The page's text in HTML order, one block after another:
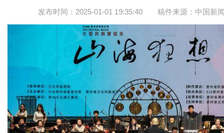
发布时间：2025-01-01 19:35:40 稿件来源：中国新